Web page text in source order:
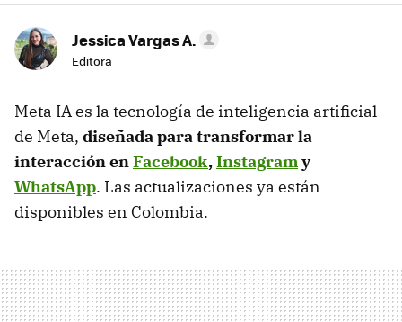
Jessica Vargas A.
Editora
Meta IA es la tecnología de inteligencia artificial
de Meta, diseñada para transformar la
interacción enFacebook,Instagramy
WhatsApp. Las actualizaciones ya están
disponibles en Colombia.